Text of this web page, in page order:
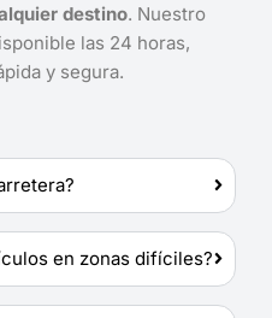
destino. Nuestro
las 24 horas,
y segura.
en zonas difíciles?